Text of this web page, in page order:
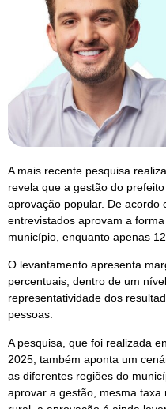
A mais recente pesquisa
revela que a gestão do
aprovação popular. De acordo
entrevistados aprovam a
município, enquanto apenas
O levantamento apresenta
percentuais, dentro de um
representatividade dos
pessoas.
A pesquisa, que foi realizada
2025, também aponta um
as diferentes regiões do
aprovar a gestão, mesma